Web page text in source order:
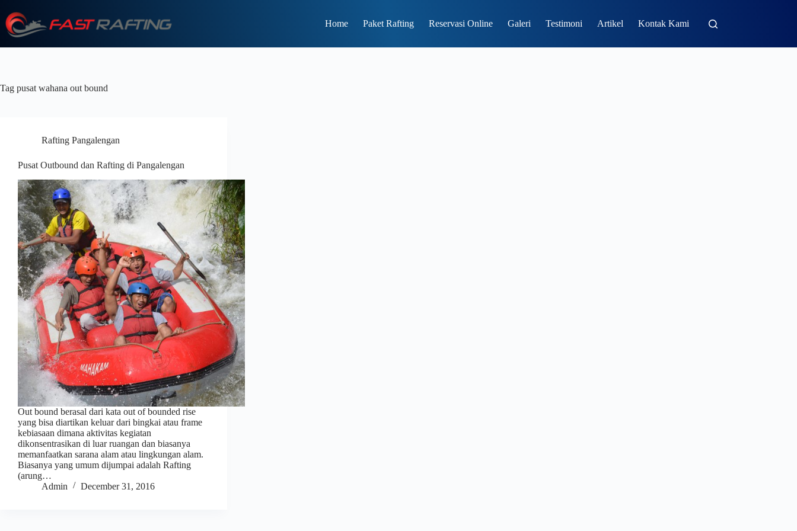
Home Paket Rafting Reservasi Online Galeri Testimoni Artikel Kontak Kami
Tag pusat wahana out bound
Rafting Pangalengan
Pusat Outbound dan Rafting di Pangalengan
Out bound berasal dari kata out of bounded rise
yang bisa diartikan keluar dari bingkai atau frame
kebiasaan dimana aktivitas kegiatan
dikonsentrasikan di luar ruangan dan biasanya
memanfaatkan sarana alam atau lingkungan alam.
Biasanya yang umum dijumpai adalah Rafting
(arung…
Admin
December 31, 2016